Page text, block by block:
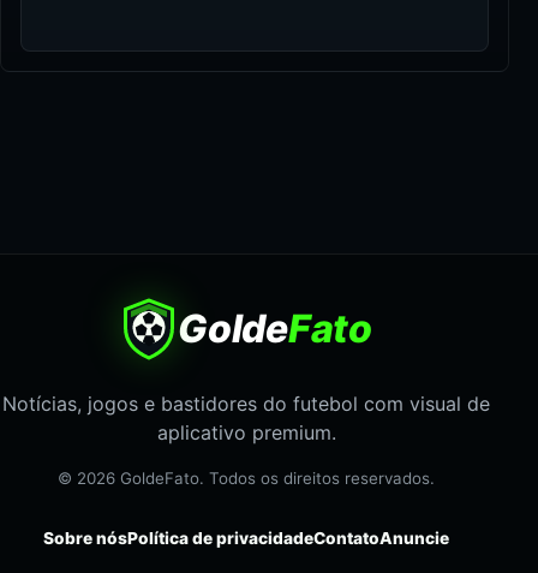
GoldeFato
Notícias, jogos e bastidores do futebol com visual de
aplicativo premium.
© 2026 GoldeFato. Todos os direitos reservados.
Sobre nósPolítica de privacidadeContatoAnuncie